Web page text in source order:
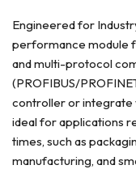
Engineered for
performance module
and multi-protocol
(PROFIBUS/
controller or integrate
ideal for applications
times, such as
manufacturing, and